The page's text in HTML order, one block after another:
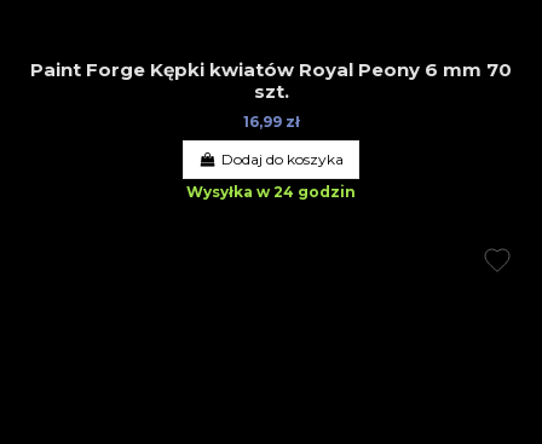
Paint Forge Kępki kwiatów Royal Peony 6 mm 70
szt.
16,99 zł
Dodaj do koszyka
Wysyłka w 24 godzin